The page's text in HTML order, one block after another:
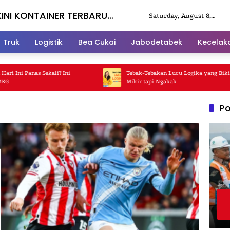
KONTAINER TERBARU
Saturday, August 8,
Truk Logistik Bea Cukai Jabodetabek
Ini Panas Sekali? Ini
Tebak-Tebakan Lucu Logika yang Bikin
Mikir tapi Ngakak